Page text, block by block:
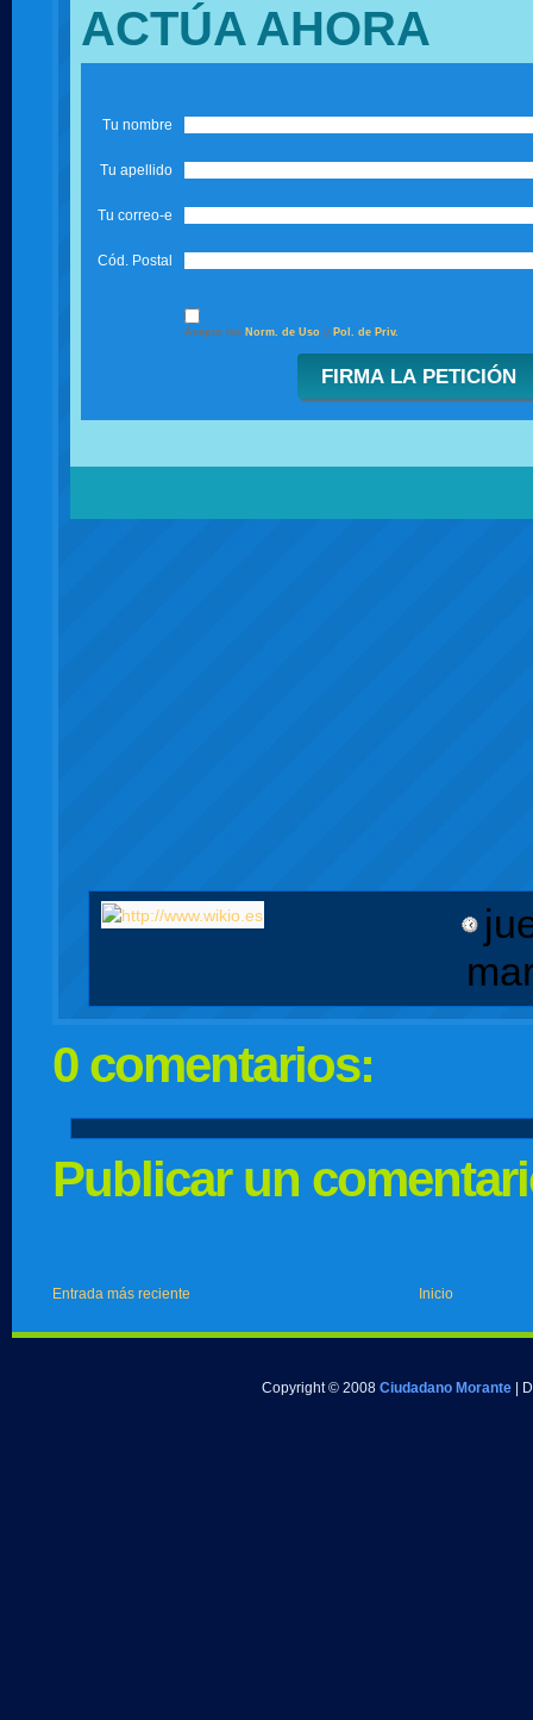
ACTÚA AHORA
Tu nombre
Tu apellido
Tu correo-e
Cód. Postal
Acepto las Norm. de Uso y Pol. de Priv.
0 comentarios:
Publicar un
Entrada más reciente Inicio
Copyright © 2008 Ciudadano Morante |